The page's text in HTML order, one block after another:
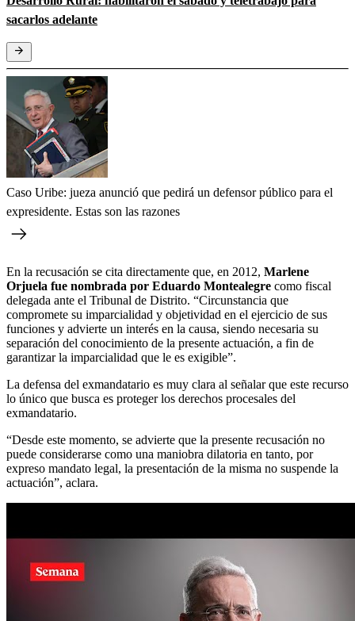
sacarlos adelante
Caso Uribe: jueza anunció que pedirá un defensor público para el
expresidente. Estas son las razones
En la recusación se cita directamente que, en 2012, Marlene
Orjuela fue nombrada por Eduardo Montealegre como fiscal
delegada ante el Tribunal de Distrito. “Circunstancia que
compromete su imparcialidad y objetividad en el ejercicio de sus
funciones y advierte un interés en la causa, siendo necesaria su
separación del conocimiento de la presente actuación, a fin de
garantizar la imparcialidad que le es exigible”.
La defensa del exmandatario es muy clara al señalar que este recurso
lo único que busca es proteger los derechos procesales del
exmandatario.
“Desde este momento, se advierte que la presente recusación no
puede considerarse como una maniobra dilatoria en tanto, por
expreso mandato legal, la presentación de la misma no suspende la
actuación”, aclara.